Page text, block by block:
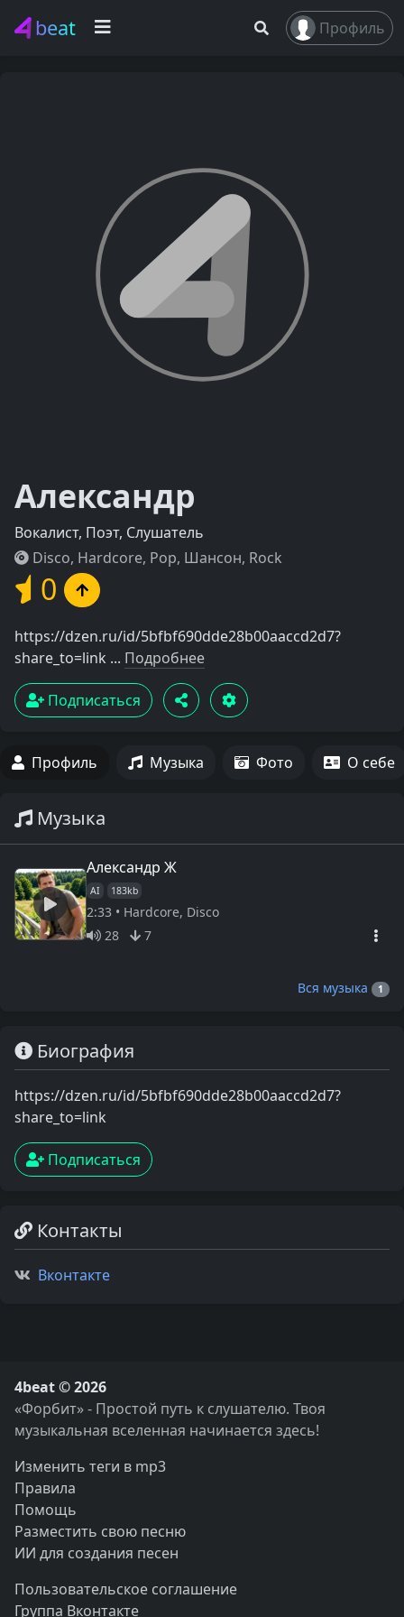
beat Профиль
Александр
Вокалист, Поэт, Слушатель
Disco, Hardcore, Pop, Шансон, Rock
0
https://dzen.ru/id/5bfbf690dde28b00aaccd2d7?
share_to=link ... Подробнее
Подписаться
Профиль Музыка Фото О себе
Музыка
Александр Ж
AI 183kb
2:33 • Hardcore, Disco
28
7
Вся музыка 1
Биография
https://dzen.ru/id/5bfbf690dde28b00aaccd2d7?
share_to=link
Подписаться
Контакты
Вконтакте
4beat © 2026
«Форбит» - Простой путь к слушателю. Твоя
музыкальная вселенная начинается здесь!
Изменить теги в mp3
Правила
Помощь
Разместить свою песню
ИИ для создания песен
Пользовательское соглашение
Группа Вконтакте